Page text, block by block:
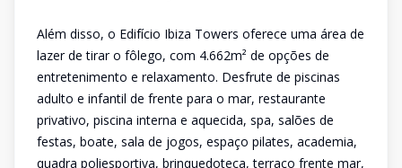
Além disso, o Edifício Ibiza Towers oferece uma área de
lazer de tirar o fôlego, com 4.662m² de opções de
entretenimento e relaxamento. Desfrute de piscinas
adulto e infantil de frente para o mar, restaurante
privativo, piscina interna e aquecida, spa, salões de
festas, boate, sala de jogos, espaço pilates, academia,
quadra poliesportiva, brinquedoteca, terraço frente mar,